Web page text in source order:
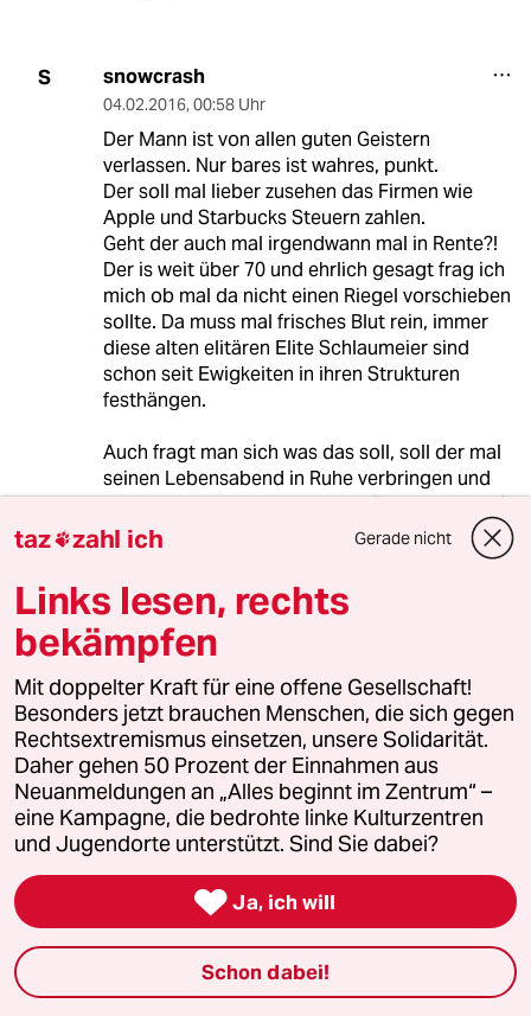
S snowcrash
04.02.2016, 00:58 Uhr
Der Mann ist von allen guten Geistern
verlassen. Nur bares ist wahres, punkt.
Der soll mal lieber zusehen das Firmen wie
Apple und Starbucks Steuern zahlen.
Geht der auch mal irgendwann mal in Rente?!
Der is weit über 70 und ehrlich gesagt frag ich
mich ob mal da nicht einen Riegel vorschieben
sollte. Da muss mal frisches Blut rein, immer
diese alten elitären Elite Schlaumeier sind
schon seit Ewigkeiten in ihren Strukturen
festhängen.
Auch fragt man sich was das soll, soll der mal
seinen Lebensabend in Ruhe verbringen und
mal platz machen, kann doch nicht gesund sein
;)
1G 19412 (Profil gelöscht)
03.02.2016,19:30 Uhr
In letzter Konsequenz wollen bestimmte
Lobbyisten ein Leben ohne Bargeld.
Prima: Was ist dann mit dem Taschengeld für
unsere Kleinen - kriegen die alle eine Karte?
Was ist mit der Kaffeekasse der Kollegen oder
der Sammlung zum Geburtstag? Trödelmarkt,
Verkauf mal Dein Auto von privat zu privat -
Überweisung ???
... und wenn wir jeden Kaugummi mit der Karte
bezahlen sollen, ersaufen unsere
taz zahl ich Gerade nicht
Links lesen, rechts
bekämpfen
Mit doppelter Kraft für eine offene Gesellschaft!
Besonders jetzt brauchen Menschen, die sich gegen
Rechtsextremismus einsetzen, unsere Solidarität.
Daher gehen 50 Prozent der Einnahmen aus
Neuanmeldungen an „Alles beginnt im Zentrum“ –
eine Kampagne, die bedrohte linke Kulturzentren
und Jugendorte unterstützt. Sind Sie dabei?
 Ja, ich will
Schon dabei!